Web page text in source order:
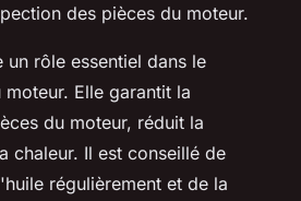
des pièces du moteur.
un rôle essentiel dans le
Elle garantit la
du moteur, réduit la
chaleur. Il est conseillé de
régulièrement et de la